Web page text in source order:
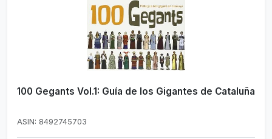
100 Gegants Vol.1: Guía de los Gigantes de Cataluña
ASIN: 8492745703